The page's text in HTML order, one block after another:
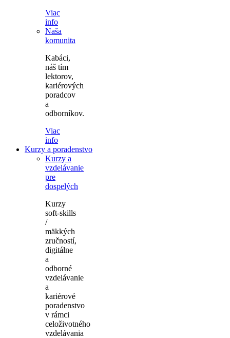
Viac
info
Naša
komunita
Kabáci,
náš tím
lektorov,
kariérových
poradcov
a
odborníkov.
Viac
info
Kurzy a poradenstvo
Kurzy a
vzdelávanie
pre
dospelých
Kurzy
soft-skills
/
mäkkých
zručností,
digitálne
a
odborné
vzdelávanie
a
kariérové
poradenstvo
v rámci
celoživotného
vzdelávania